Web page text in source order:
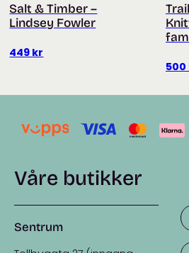
Salt & Timber –
Lindsey Fowler
449 kr
500
Våre butikker
Sentrum